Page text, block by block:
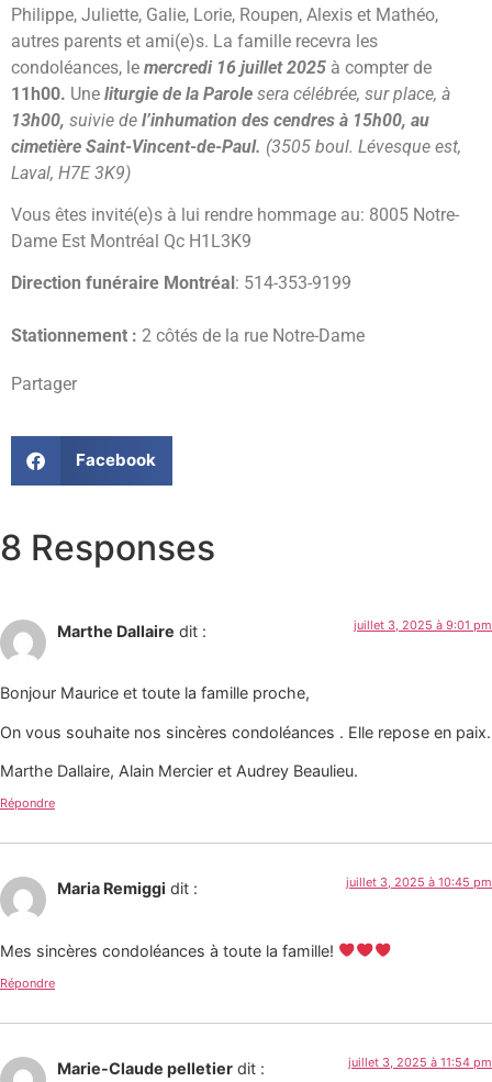
Philippe, Juliette, Galie, Lorie, Roupen, Alexis et Mathéo,
autres parents et ami(e)s. La famille recevra les
condoléances, le mercredi 16 juillet 2025 à compter de
11h00. Une liturgie de la Parole sera célébrée, sur place, à
13h00, suivie de l’inhumation des cendres à 15h00, au
cimetière Saint-Vincent-de-Paul. (3505 boul. Lévesque est,
Laval, H7E 3K9)
Vous êtes invité(e)s à lui rendre hommage au: 8005 Notre-
Dame Est Montréal Qc H1L3K9
Direction funéraire Montréal : 514-353-9199
Stationnement : 2 côtés de la rue Notre-Dame
Partager
Facebook
8 Responses
Marthe Dallaire dit : juillet 3, 2025 à 9:01 pm
Bonjour Maurice et toute la famille proche,
On vous souhaite nos sincères condoléances . Elle repose en paix.
Marthe Dallaire, Alain Mercier et Audrey Beaulieu.
Répondre
Maria Remiggi dit : juillet 3, 2025 à 10:45 pm
Mes sincères condoléances à toute la famille!
Répondre
Marie-Claude pelletier dit : juillet 3, 2025 à 11:54 pm